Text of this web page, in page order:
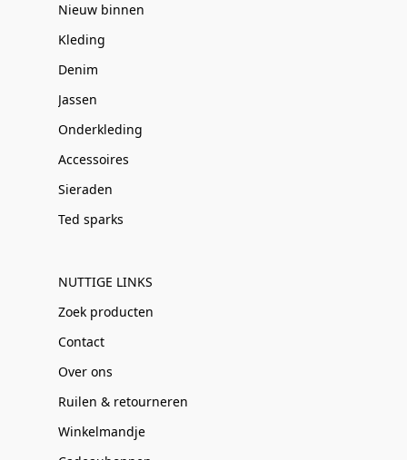
Nieuw binnen
Kleding
Denim
Jassen
Onderkleding
Accessoires
Sieraden
Ted sparks
NUTTIGE LINKS
Zoek producten
Contact
Over ons
Ruilen & retourneren
Winkelmandje